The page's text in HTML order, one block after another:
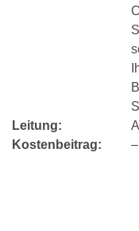
Leitung:
Kostenbeitrag:
–